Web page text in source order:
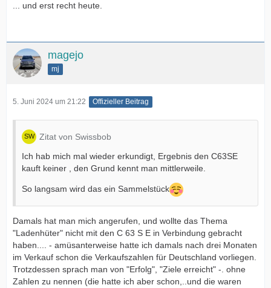
... und erst recht heute.
magejo
mj
5. Juni 2024 um 21:22 Offizieller Beitrag
Zitat von Swissbob
Ich hab mich mal wieder erkundigt, Ergebnis den C63SE
kauft keiner , den Grund kennt man mittlerweile.
So langsam wird das ein Sammelstück
Damals hat man mich angerufen, und wollte das Thema
"Ladenhüter" nicht mit den C 63 S E in Verbindung gebracht
haben.... - amüsanterweise hatte ich damals nach drei Monaten
im Verkauf schon die Verkaufszahlen für Deutschland vorliegen.
Trotzdessen sprach man von "Erfolg", "Ziele erreicht" -. ohne
Zahlen zu nennen (die hatte ich aber schon,..und die waren